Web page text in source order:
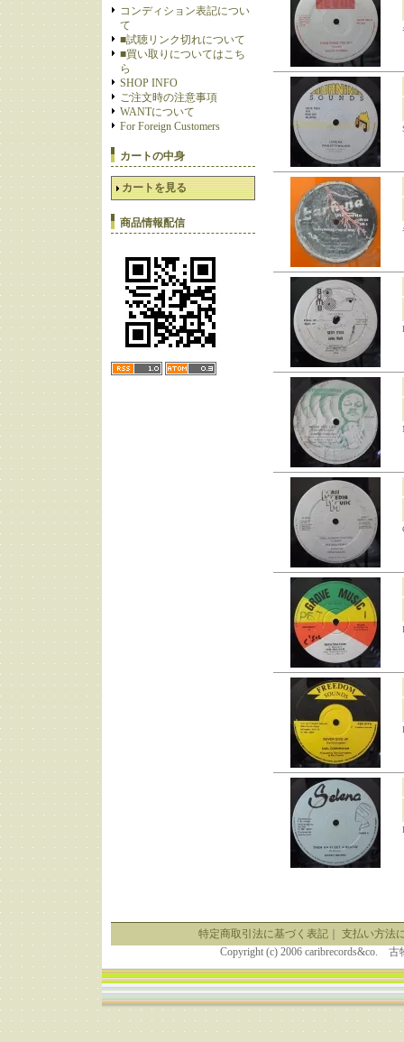
コンディション表記につい
て
■試聴リンク切れについて
■買い取りについてはこち
ら
SHOP INFO
ご注文時の注意事項
WANTについて
For Foreign Customers
カートの中身
カートを見る
商品情報配信
特定商取引法に基づく表記｜ 支払い方法
Copyright (c) 2006 caribrecords&co.